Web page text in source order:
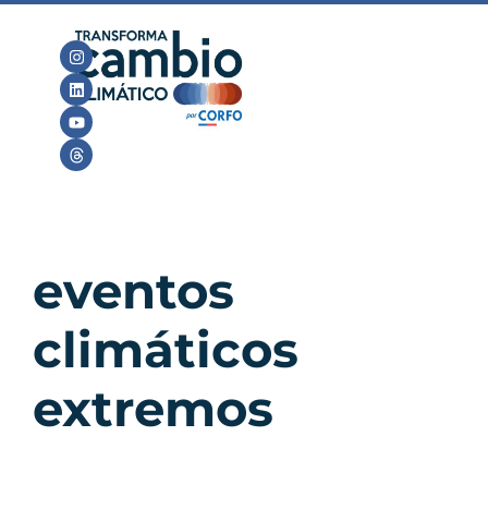
eventos
climáticos
extremos